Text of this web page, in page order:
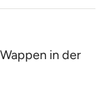
in der